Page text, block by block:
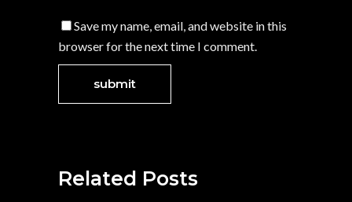
Save my name, email, and website in this
browser for the next time I comment.
Related Posts